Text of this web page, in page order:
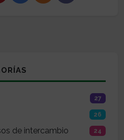
27
26
de intercambio 24